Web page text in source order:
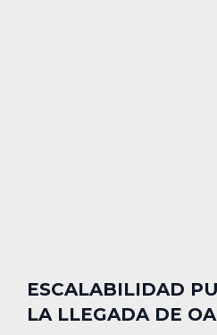
ESCALABILIDAD
LA LLEGADA DE